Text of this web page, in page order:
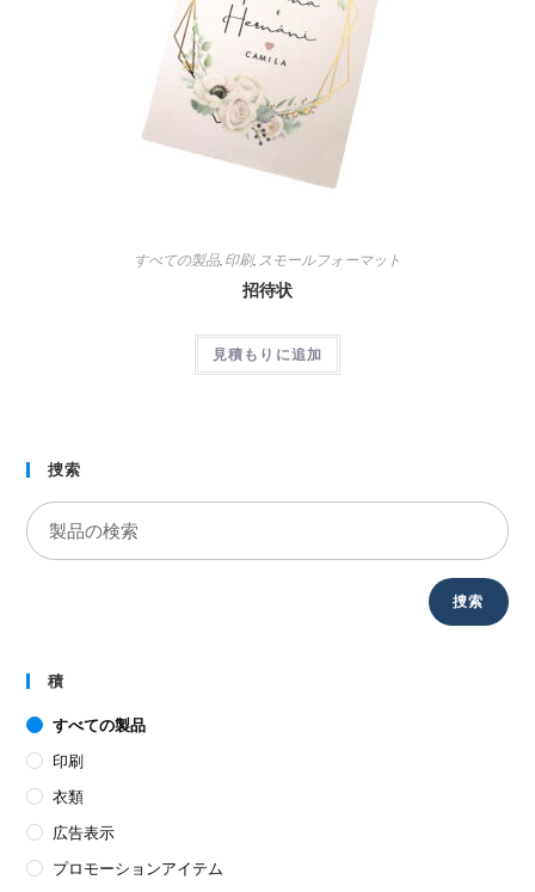
すべての製品, 印刷, スモールフォーマット
招待状
見積もりに追加
捜索
捜索
積
すべての製品
印刷
衣類
広告表示
プロモーションアイテム